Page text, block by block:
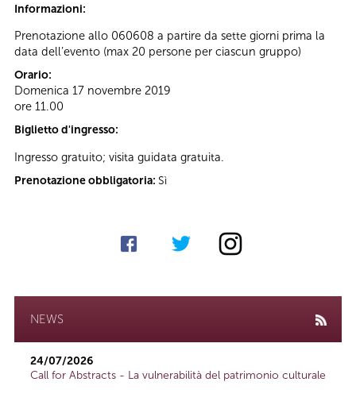
Informazioni:
Prenotazione allo 060608 a partire da sette giorni prima la
data dell’evento (max 20 persone per ciascun gruppo)
Orario:
Domenica 17 novembre 2019
ore 11.00
Biglietto d'ingresso:
Ingresso gratuito; visita guidata gratuita.
Prenotazione obbligatoria: Sì
NEWS
24/07/2026
Call for Abstracts - La vulnerabilità del patrimonio culturale